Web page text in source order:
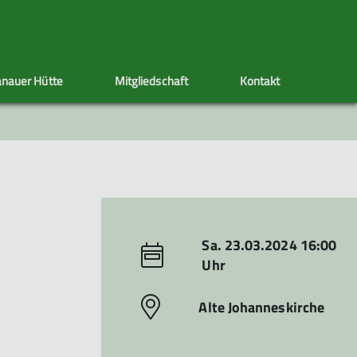
Artikel schreiben
Sektionstermine Ehrenamt
Klettersteig
Hütte Mitgliedschaft
Adressänderung Satzung
Kontakt
Sa. 23.03.2024 16:00
Uhr
Alte Johanneskirche